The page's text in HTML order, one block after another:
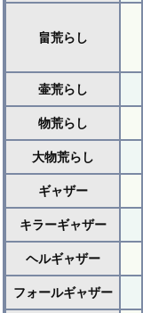
畠荒らし
壷荒らし
物荒らし
大物荒らし
ギャザー
キラーギャザー
ヘルギャザー
フォールギャザー